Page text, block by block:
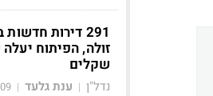
291 דירות
זולה, הפיתוח יעלה
שקלים
נדל"ן | ענת גלעד |